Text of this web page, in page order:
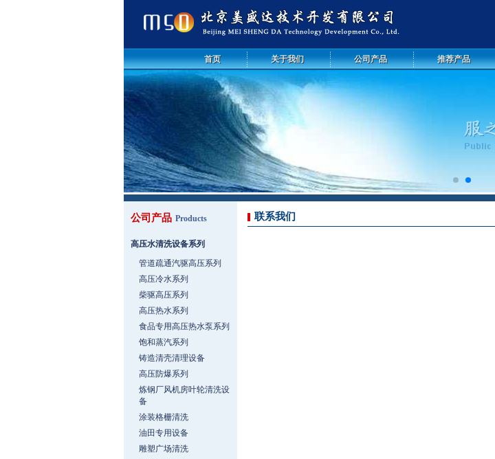
首页 关于我们 公司产品 推荐产品
公司产品 Products
高压水清洗设备系列
管道疏通汽驱高压系列
高压冷水系列
柴驱高压系列
高压热水系列
食品专用高压热水泵系列
饱和蒸汽系列
铸造清壳清理设备
高压防爆系列
炼钢厂风机房叶轮清洗设
备
涂装格栅清洗
油田专用设备
雕塑广场清洗
联系我们